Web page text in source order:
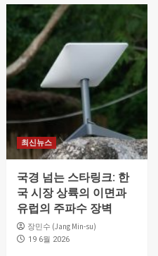
최신뉴스
국경 넘는 스타링크: 한
국 시장 상륙의 이면과
유럽의 주파수 장벽
장민수 (Jang Min-su)
19 6월 2026